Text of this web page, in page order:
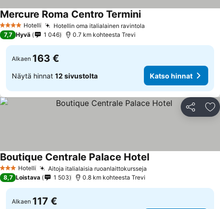
4 Tähtiluokitus
Hotelli Hotellin oma italialainen ravintola
Mercure Roma Centro TerminiKatso hinnat
7,7 Hyvä 1 046 0.7 km kohteesta Trevi
Alkaen 163 €
Näytä hinnat 12 sivustolta Katso hinnat
Jaa
3 Tähtiluokitus
Hotelli Aitoja italialaisia ruoanlaittokursseja
Boutique Centrale Palace HotelKatso hinnat
8,7 Loistava 1 503 0.8 km kohteesta Trevi
Alkaen 117 €